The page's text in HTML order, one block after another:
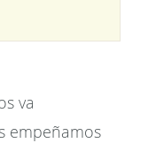
va
empeñamos